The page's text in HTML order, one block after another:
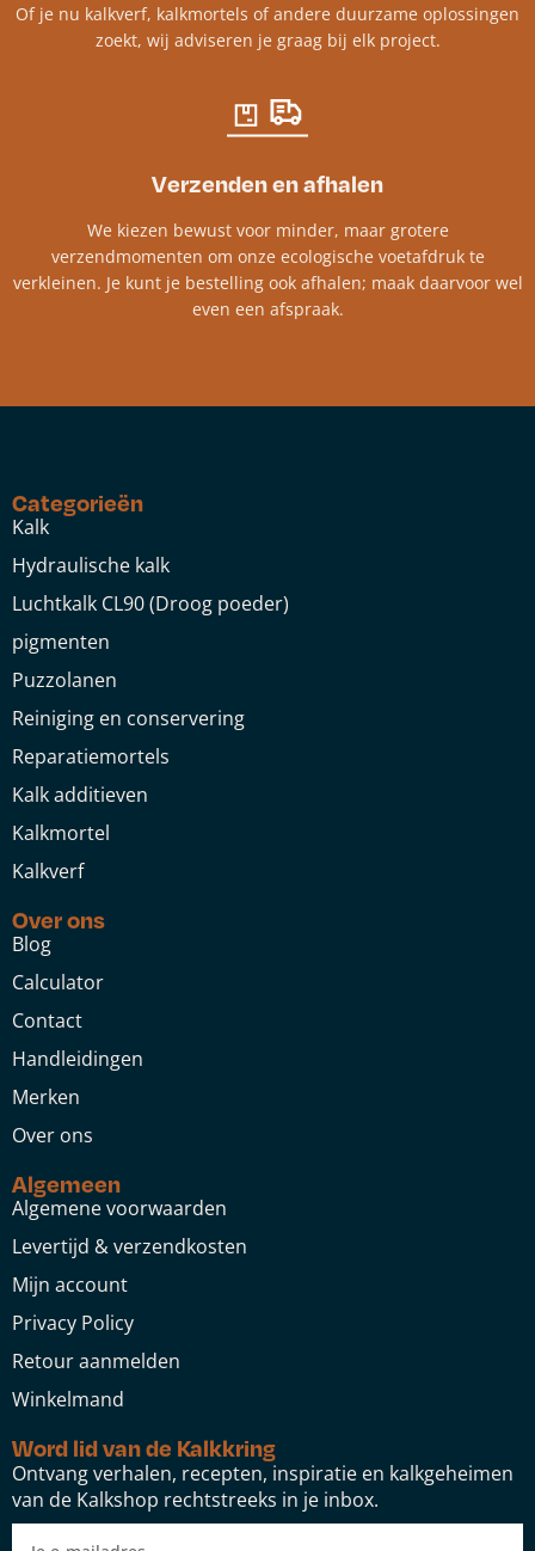
Of je nu kalkverf, kalkmortels of andere duurzame oplossingen
zoekt, wij adviseren je graag bij elk project.​
Verzenden en afhalen
We kiezen bewust voor minder, maar grotere
verzendmomenten om onze ecologische voetafdruk te
verkleinen. Je kunt je bestelling ook afhalen; maak daarvoor wel
even een afspraak.
Categorieën
Kalk
Hydraulische kalk
Luchtkalk CL90 (Droog poeder)
pigmenten
Puzzolanen
Reiniging en conservering
Reparatiemortels
Kalk additieven
Kalkmortel
Kalkverf
Over ons
Blog
Calculator
Contact
Handleidingen
Merken
Over ons
Algemeen
Algemene voorwaarden
Levertijd & verzendkosten
Mijn account
Privacy Policy
Retour aanmelden
Winkelmand
Word lid van de Kalkkring
Ontvang verhalen, recepten, inspiratie en kalkgeheimen
van de Kalkshop rechtstreeks in je inbox.